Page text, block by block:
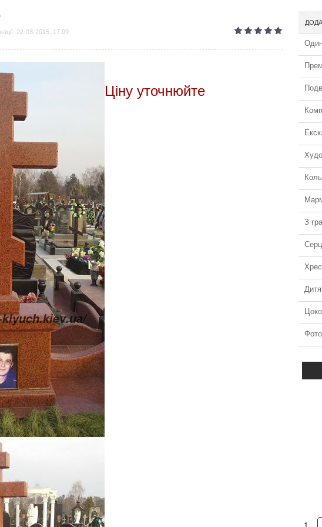
22-03-2015, 17:09
Ціну уточнюйте
З
Фото
памятник із граніту №31
детальніше
1